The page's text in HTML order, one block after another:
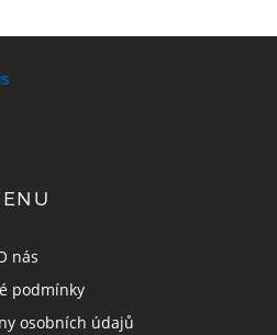
nás
podmínky
osobních údajů